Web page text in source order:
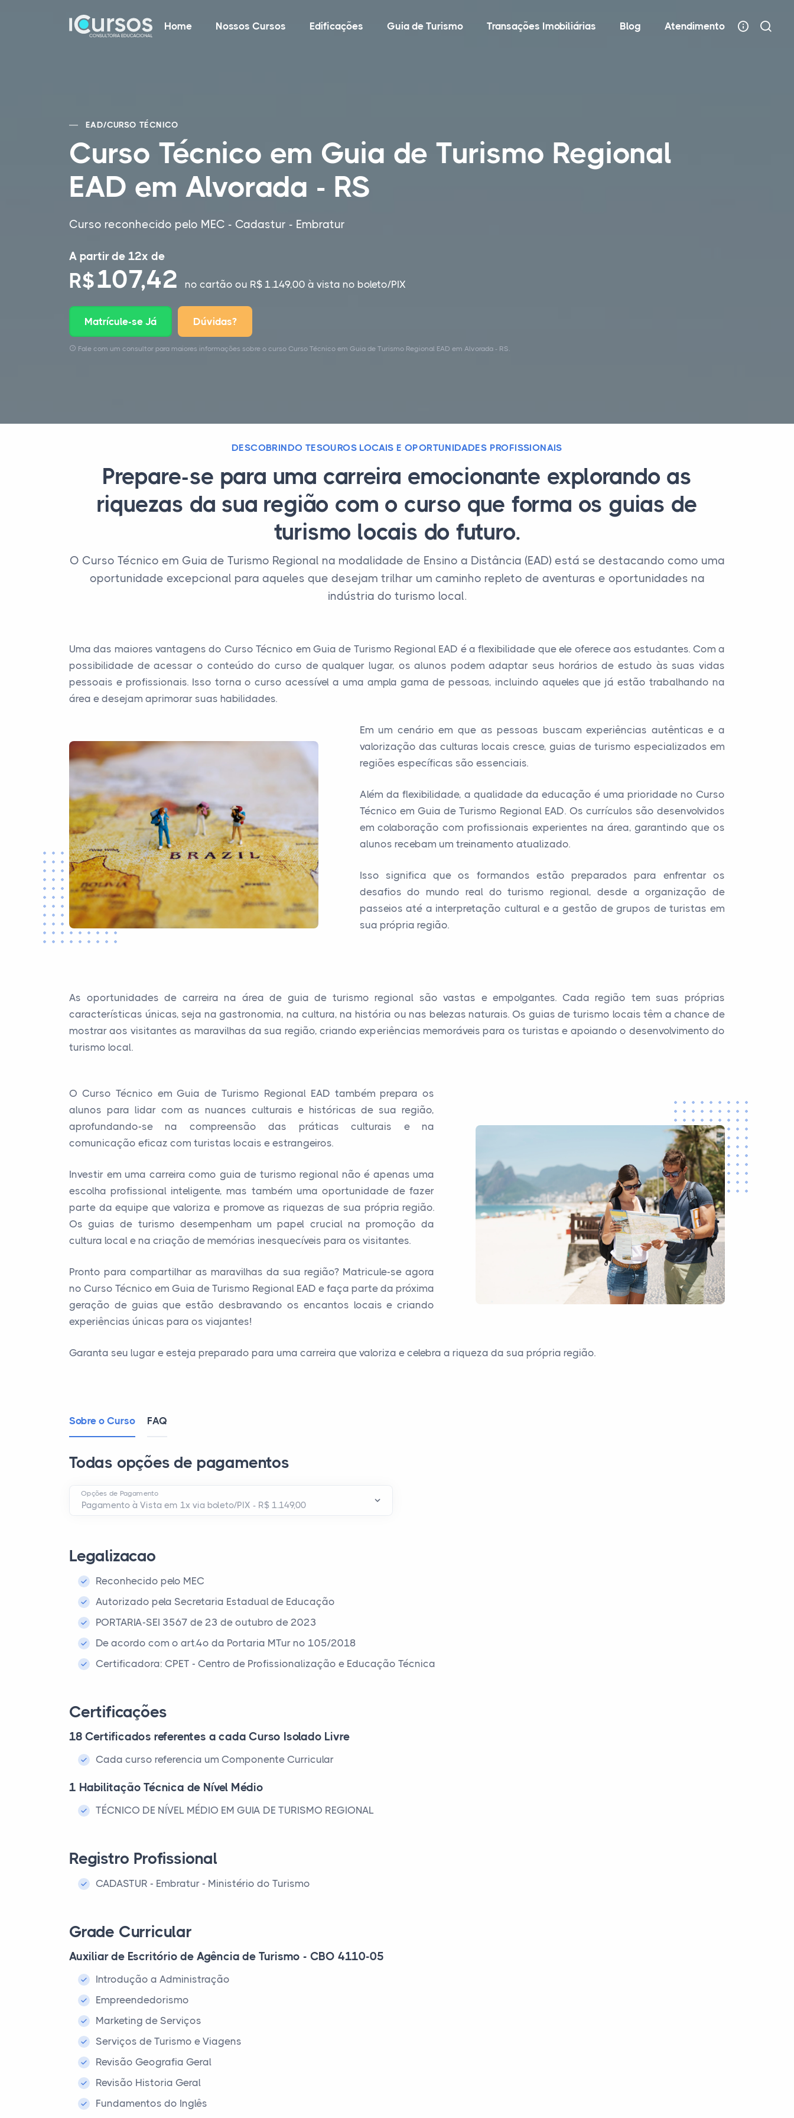
Home Nossos Cursos Edificações Guia de Turismo Transações Imobiliárias Blog Atendimento
EAD/CURSO TÉCNICO
Curso Técnico em Guia de Turismo Regional
EAD em Alvorada - RS
Curso reconhecido pelo MEC - Cadastur - Embratur
A partir de 12x de
R$107,42 no cartão ou R$ 1.149,00 à vista no boleto/PIX
Matrícule-se Já Dúvidas?
Fale com um consultor para maiores informações sobre o curso Curso Técnico em Guia de Turismo Regional EAD em Alvorada - RS.
DESCOBRINDO TESOUROS LOCAIS E OPORTUNIDADES PROFISSIONAIS
Prepare-se para uma carreira emocionante explorando as
riquezas da sua região com o curso que forma os guias de
turismo locais do futuro.
O Curso Técnico em Guia de Turismo Regional na modalidade de Ensino a Distância (EAD) está se destacando como uma
oportunidade excepcional para aqueles que desejam trilhar um caminho repleto de aventuras e oportunidades na
indústria do turismo local.
Uma das maiores vantagens do Curso Técnico em Guia de Turismo Regional EAD é a flexibilidade que ele oferece aos estudantes. Com a
possibilidade de acessar o conteúdo do curso de qualquer lugar, os alunos podem adaptar seus horários de estudo às suas vidas
pessoais e profissionais. Isso torna o curso acessível a uma ampla gama de pessoas, incluindo aqueles que já estão trabalhando na
área e desejam aprimorar suas habilidades.
Em um cenário em que as pessoas buscam experiências autênticas e a
valorização das culturas locais cresce, guias de turismo especializados em
regiões específicas são essenciais.
Além da flexibilidade, a qualidade da educação é uma prioridade no Curso
Técnico em Guia de Turismo Regional EAD. Os currículos são desenvolvidos
em colaboração com profissionais experientes na área, garantindo que os
alunos recebam um treinamento atualizado.
Isso significa que os formandos estão preparados para enfrentar os
desafios do mundo real do turismo regional, desde a organização de
passeios até a interpretação cultural e a gestão de grupos de turistas em
sua própria região.
As oportunidades de carreira na área de guia de turismo regional são vastas e empolgantes. Cada região tem suas próprias
características únicas, seja na gastronomia, na cultura, na história ou nas belezas naturais. Os guias de turismo locais têm a chance de
mostrar aos visitantes as maravilhas da sua região, criando experiências memoráveis para os turistas e apoiando o desenvolvimento do
turismo local.
O Curso Técnico em Guia de Turismo Regional EAD também prepara os
alunos para lidar com as nuances culturais e históricas de sua região,
aprofundando-se na compreensão das práticas culturais e na
comunicação eficaz com turistas locais e estrangeiros.
Investir em uma carreira como guia de turismo regional não é apenas uma
escolha profissional inteligente, mas também uma oportunidade de fazer
parte da equipe que valoriza e promove as riquezas de sua própria região.
Os guias de turismo desempenham um papel crucial na promoção da
cultura local e na criação de memórias inesquecíveis para os visitantes.
Pronto para compartilhar as maravilhas da sua região? Matricule-se agora
no Curso Técnico em Guia de Turismo Regional EAD e faça parte da próxima
geração de guias que estão desbravando os encantos locais e criando
experiências únicas para os viajantes!
Garanta seu lugar e esteja preparado para uma carreira que valoriza e celebra a riqueza da sua própria região.
Sobre o Curso FAQ
Todas opções de pagamentos
Opções de Pagamento
Legalizacao
Reconhecido pelo MEC
Autorizado pela Secretaria Estadual de Educação
PORTARIA-SEI 3567 de 23 de outubro de 2023
De acordo com o art.4º da Portaria MTur nº 105/2018
Certificadora: CPET - Centro de Profissionalização e Educação Técnica
Certificações
18 Certificados referentes a cada Curso Isolado Livre
Cada curso referencia um Componente Curricular
1 Habilitação Técnica de Nível Médio
TÉCNICO DE NÍVEL MÉDIO EM GUIA DE TURISMO REGIONAL
Registro Profissional
CADASTUR - Embratur - Ministério do Turismo
Grade Curricular
Auxiliar de Escritório de Agência de Turismo - CBO 4110-05
Introdução a Administração
Empreendedorismo
Marketing de Serviços
Serviços de Turismo e Viagens
Revisão Geografia Geral
Revisão Historia Geral
Fundamentos do Inglês